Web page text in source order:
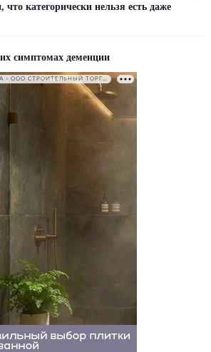
категорически нельзя есть даже
симптомах деменции
РЕКЛАМА • ООО СТРОИТЕЛЬНЫЙ ТОРГОВЫЙ ДОМ «ПЕТРОВИЧ». ИНН: 7802348846